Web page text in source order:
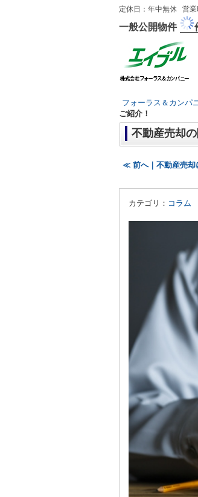
定休日：年中無休 営
一般公開物件
フォーラス＆カンパ
ご紹介！
不動産売却
≪ 前へ｜不動産売却
カテゴリ： コラム